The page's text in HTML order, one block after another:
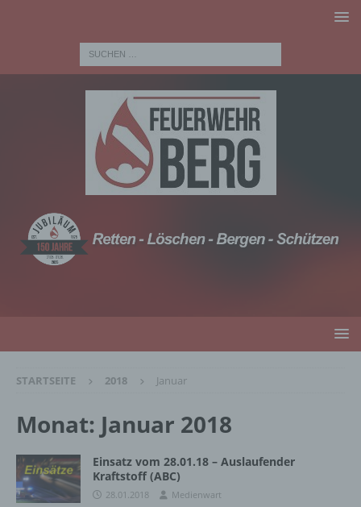
STARTSEITE 2018 Januar
Monat: Januar 2018
Einsatz vom 28.01.18 – Auslaufender
Kraftstoff (ABC)
28.01.2018 Medienwart